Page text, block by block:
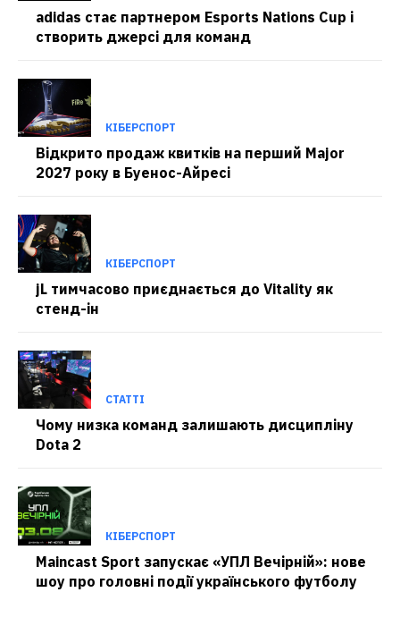
adidas стає партнером Esports Nations Cup і
створить джерсі для команд
КІБЕРСПОРТ
Відкрито продаж квитків на перший Major
2027 року в Буенос-Айресі
КІБЕРСПОРТ
jL тимчасово приєднається до Vitality як
стенд-ін
СТАТТІ
Чому низка команд залишають дисципліну
Dota 2
КІБЕРСПОРТ
Maincast Sport запускає «УПЛ Вечірній»: нове
шоу про головні події українського футболу